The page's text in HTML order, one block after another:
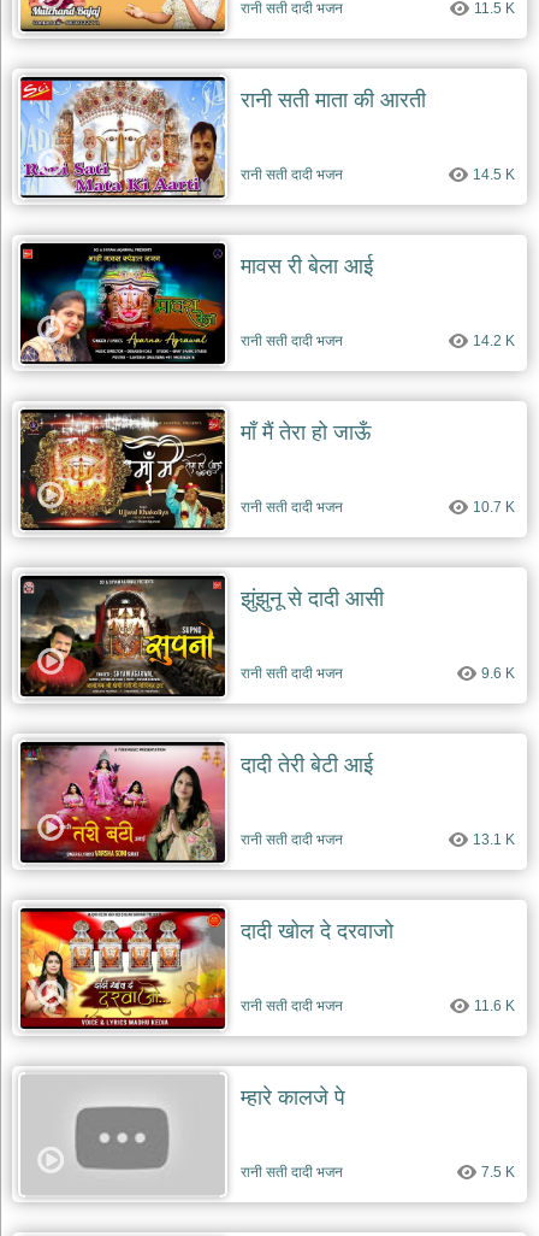
रानी सती दादी भजन 11.5 K
रानी सती माता की आरती
रानी सती दादी भजन 14.5 K
मावस री बेला आई
रानी सती दादी भजन 14.2 K
माँ मैं तेरा हो जाऊँ
रानी सती दादी भजन 10.7 K
झुंझुनू से दादी आसी
रानी सती दादी भजन 9.6 K
दादी तेरी बेटी आई
रानी सती दादी भजन 13.1 K
दादी खोल दे दरवाजो
रानी सती दादी भजन 11.6 K
म्हारे कालजे पे
रानी सती दादी भजन 7.5 K